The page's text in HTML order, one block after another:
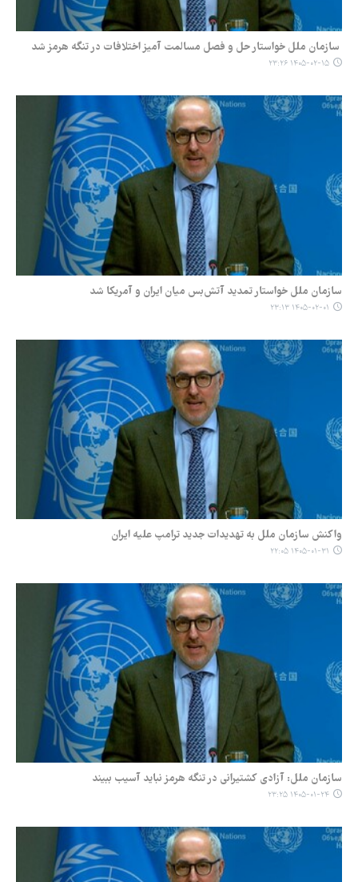
سازمان ملل خواستار حل و فصل مسالمت آمیز اختلافات در تنگه هرمز شد
۱۴۰۵-۰۲-۱۵ ۲۳:۲۶
سازمان ملل خواستار تمدید آتش‌بس میان ایران و آمریکا شد
۱۴۰۵-۰۲-۰۱ ۲۳:۱۳
واکنش سازمان ملل به تهدیدات جدید ترامپ علیه ایران
۱۴۰۵-۰۱-۳۱ ۲۲:۰۵
سازمان ملل: آزادی کشتیرانی در تنگه هرمز نباید آسیب ببیند
۱۴۰۵-۰۱-۲۴ ۲۳:۲۵